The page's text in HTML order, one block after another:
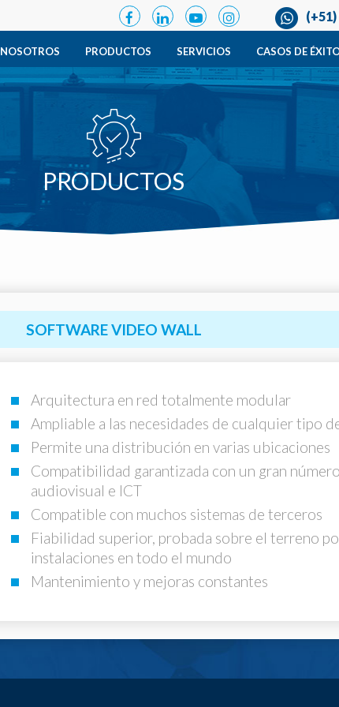
NOSOTROS PRODUCTOS SERVICIOS CASOS DE
PRODUCTOS
SOFTWARE VIDEO WALL
Arquitectura en red totalmente modular
Ampliable a las necesidades de cualquier tipo
Permite una distribución en varias ubicaciones
Compatibilidad garantizada con un gran
audiovisual e ICT
Compatible con muchos sistemas de terceros
Fiabilidad superior, probada sobre el terreno
instalaciones en todo el mundo
Mantenimiento y mejoras constantes